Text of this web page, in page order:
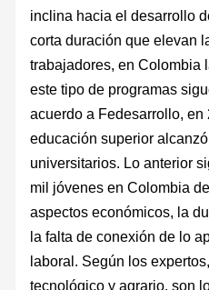
inclina hacia el desarrollo
corta duración que elevan
trabajadores, en Colombia
este tipo de programas
acuerdo a Fedesarrollo,
educación superior
universitarios. Lo anterior
mil jóvenes en Colombia
aspectos económicos, la
la falta de conexión de lo
laboral. Según los
tecnológico y agrario, son